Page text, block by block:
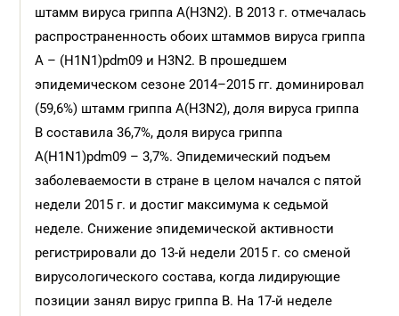
штамм вируса гриппа А(Н3N2). В 2013 г. отмечалась
распространенность обоих штаммов вируса гриппа
А – (H1N1)pdm09 и Н3N2. В прошедшем
эпидемическом сезоне 2014–2015 гг. доминировал
(59,6%) штамм гриппа А(Н3N2), доля вируса гриппа
В составила 36,7%, доля вируса гриппа
А(H1N1)pdm09 – 3,7%. Эпидемический подъем
заболеваемости в стране в целом начался с пятой
недели 2015 г. и достиг максимума к седьмой
неделе. Снижение эпидемической активности
регистрировали до 13-й недели 2015 г. со сменой
вирусологического состава, когда лидирующие
позиции занял вирус гриппа В. На 17-й неделе